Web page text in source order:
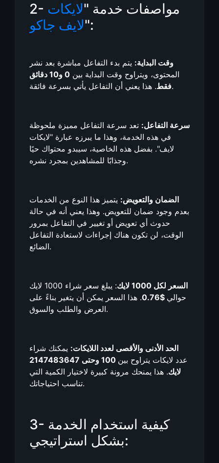
2- مواصفات خدمة "لايكات
لايف جاكو":
وقت البداية: يتم بدء التفاعل مباشرة بعد نشر
المحتوى، ويتراوح وقت البداية بين
0 و10 دقائق
فقط. هذا يعني أن التفاعل يأتي بسرعة فائقة.
سرعة التفاعل: تعد سرعة التفاعل مميزة ملحوظة
في هذه الخدمة، وهذا ما يبرزه عبارة "لايكات
لايف". بفضل هذه الخاصية، سيبدو محتواك حيًا
وجذابًا للمشاهدين بمجرد نشره.
الضمان والتعويض: يتميز هذا النوع من الخدمات
بعدم وجود ضمان للتعويض. وهذا يعني أنه في حالة
حدوث أي تعويض أو تغيير في التفاعل بمرور
الوقت، لن تكون هناك إجراءات لاستعادة التفاعل
الضائع.
السعر لكل 1000 لايك
: يبلغ سعر شراء 1000 لايك
حوالي $0.76
. هذا السعر يمكن أن يتغير بناءً على
العرض والطلب والسوق.
الحد الأدنى والأقصى لعدد اللايكات: يمكنك شراء
عدد لايكات يتراوح بين
100 وحتى 2147483647
لايك. هذا يمنحك مرونة كبيرة لاختيار الكمية التي
تناسب احتياجاتك.
3- كيفية استخدام الخدمة
بشكل استراتيجي: